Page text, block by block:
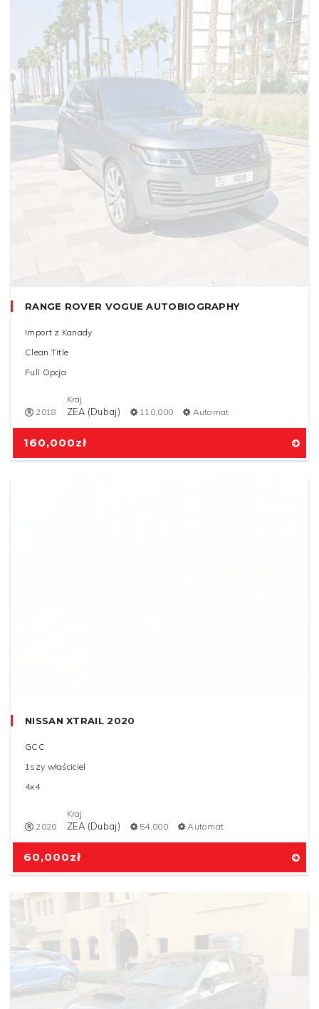
160,000zł
RANGE ROVER VOGUE AUTOBIOGRAPHY
Import z Kanady
Clean Title
Full Opcja
2018
Kraj
ZEA (Dubaj) 110,000 Automat
60,000zł
NISSAN XTRAIL 2020
GCC
1szy właściciel
4x4
2020
Kraj
ZEA (Dubaj) 54,000 Automat